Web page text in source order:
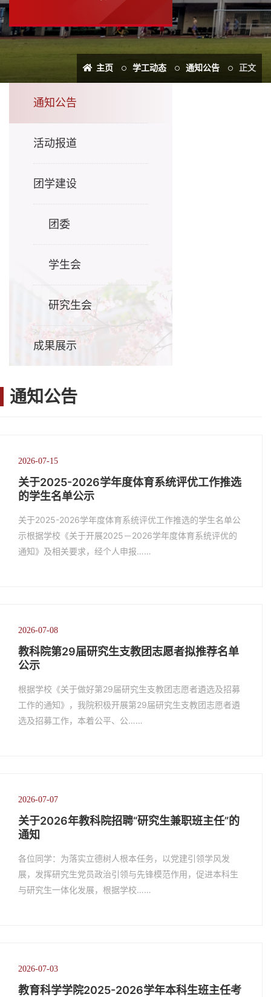
主页 学工动态 通知公告 正文
通知公告
活动报道
团学建设
团委
学生会
研究生会
成果展示
通知公告
2026-07-15
关于2025-2026学年度体育系统评优工作推选
的学生名单公示
关于2025-2026学年度体育系统评优工作推选的学生名单公
示根据学校《关于开展2025－2026学年度体育系统评优的
通知》及相关要求，经个人申报……
2026-07-08
教科院第29届研究生支教团志愿者拟推荐名单
公示
根据学校《关于做好第29届研究生支教团志愿者遴选及招募
工作的通知》，我院积极开展第29届研究生支教团志愿者遴
选及招募工作，本着公平、公……
2026-07-07
关于2026年教科院招聘“研究生兼职班主任”的
通知
各位同学：为落实立德树人根本任务，以党建引领学风发
展，发挥研究生党员政治引领与先锋模范作用，促进本科生
与研究生一体化发展，根据学校……
2026-07-03
教育科学学院2025-2026学年本科生班主任考